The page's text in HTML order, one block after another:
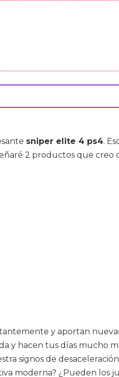
sniper elite 4 ps4.
2 productos que creo
y aportan
y hacen tus días mucho
signos de
moderna? ¿Pueden los